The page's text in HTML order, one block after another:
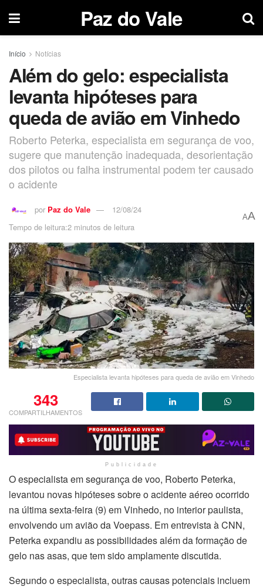
Paz do Vale
Início Notícias
Além do gelo: especialista
levanta hipóteses para
queda de avião em Vinhedo
Roberto Peterka, especialista em segurança de voo,
sugere que manutenção inadequada, desorientação
dos pilotos ou falha instrumental podem ter causado
o acidente
por Paz do Vale
12/08/24
Tempo de leitura:2 minutos de leitura
AA
Especialista levanta hipóteses para queda de avião em Vinhedo
343
COMPARTILHAMENTOS
Publicidade
O especialista em segurança de voo, Roberto Peterka,
levantou novas hipóteses sobre o acidente aéreo ocorrido
na última sexta-feira (9) em Vinhedo, no interior paulista,
envolvendo um avião da Voepass. Em entrevista à CNN,
Peterka expandiu as possibilidades além da formação de
gelo nas asas, que tem sido amplamente discutida.
Segundo o especialista, outras causas potenciais incluem